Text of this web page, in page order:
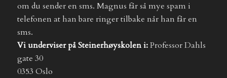
om du sender en sms. Magnus får så mye spam i
telefonen at han bare ringer tilbake når han får en
sms.
Vi underviser på Steinerhøyskolen i:Professor Dahls
gate 30
0353 Oslo